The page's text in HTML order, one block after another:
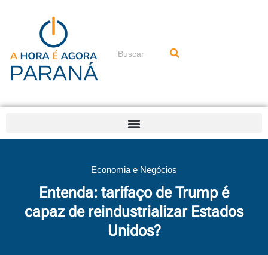
conteúdo
Pesquisar
Economia e Negócios
Entenda: tarifaço de Trump é
capaz de reindustrializar Estados
Unidos?